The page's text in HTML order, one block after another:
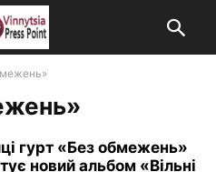
гурт «Без обмежень»
новий альбом «Вільні